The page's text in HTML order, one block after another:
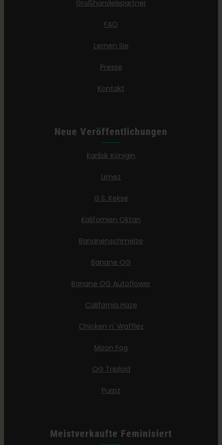
Großhandelspartner
FAQ
Lernen Sie
Presse
Kontakt
Neue Veröffentlichungen
Karibik Königin
Limez
G.S. Kekse
Kalifornien Oktan
Bananenschmelze
Banane OG
Banane OG Autoflower
California Haze
Chicken n' Wafflez
Moon Fog
OG Triploid
Purpz
Meistverkaufte Feminisiert